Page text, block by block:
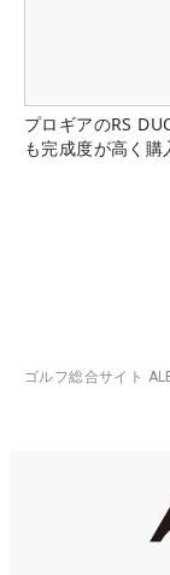
プロギアのRS
も完成度が高く購
ゴルフ総合サイト